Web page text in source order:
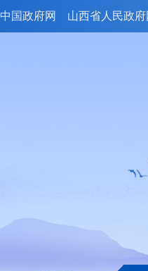
中国政府网 山西省人民政府